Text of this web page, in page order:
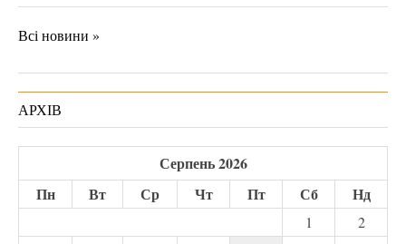
Всі новини »
АРХІВ
Серпень 2026
Пн
Вт Ср Чт Пт Сб Нд
1
2